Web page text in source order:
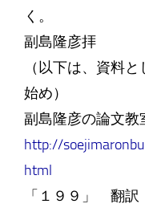
く。
副島隆彦拝
（以下は、資料
始め）
副島隆彦の論文教
http://
html
「１９９」 翻